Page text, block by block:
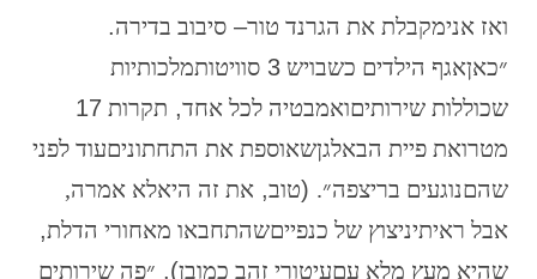
ואז אנימקבלת את הגרנד טור–סיבוב בדירה.
״כאןאגף הילדים כשבויש 3 סוויטותמלכותיות
שכוללות שירותיםואמבטיה לכל אחד,תקרות 17
מטרואת פיית הבאלגןשאוספת את התחתוניםעוד לפני
שהםנוגעים בריצפה״.(טוב,את זה היאלא אמרה,
אבל ראיתיניצוץ של כנפייםשהתחבאו מאחורי הדלת,
שהיא מעץ מלא עםעיטורי זהב כמובן).״פה שירותים